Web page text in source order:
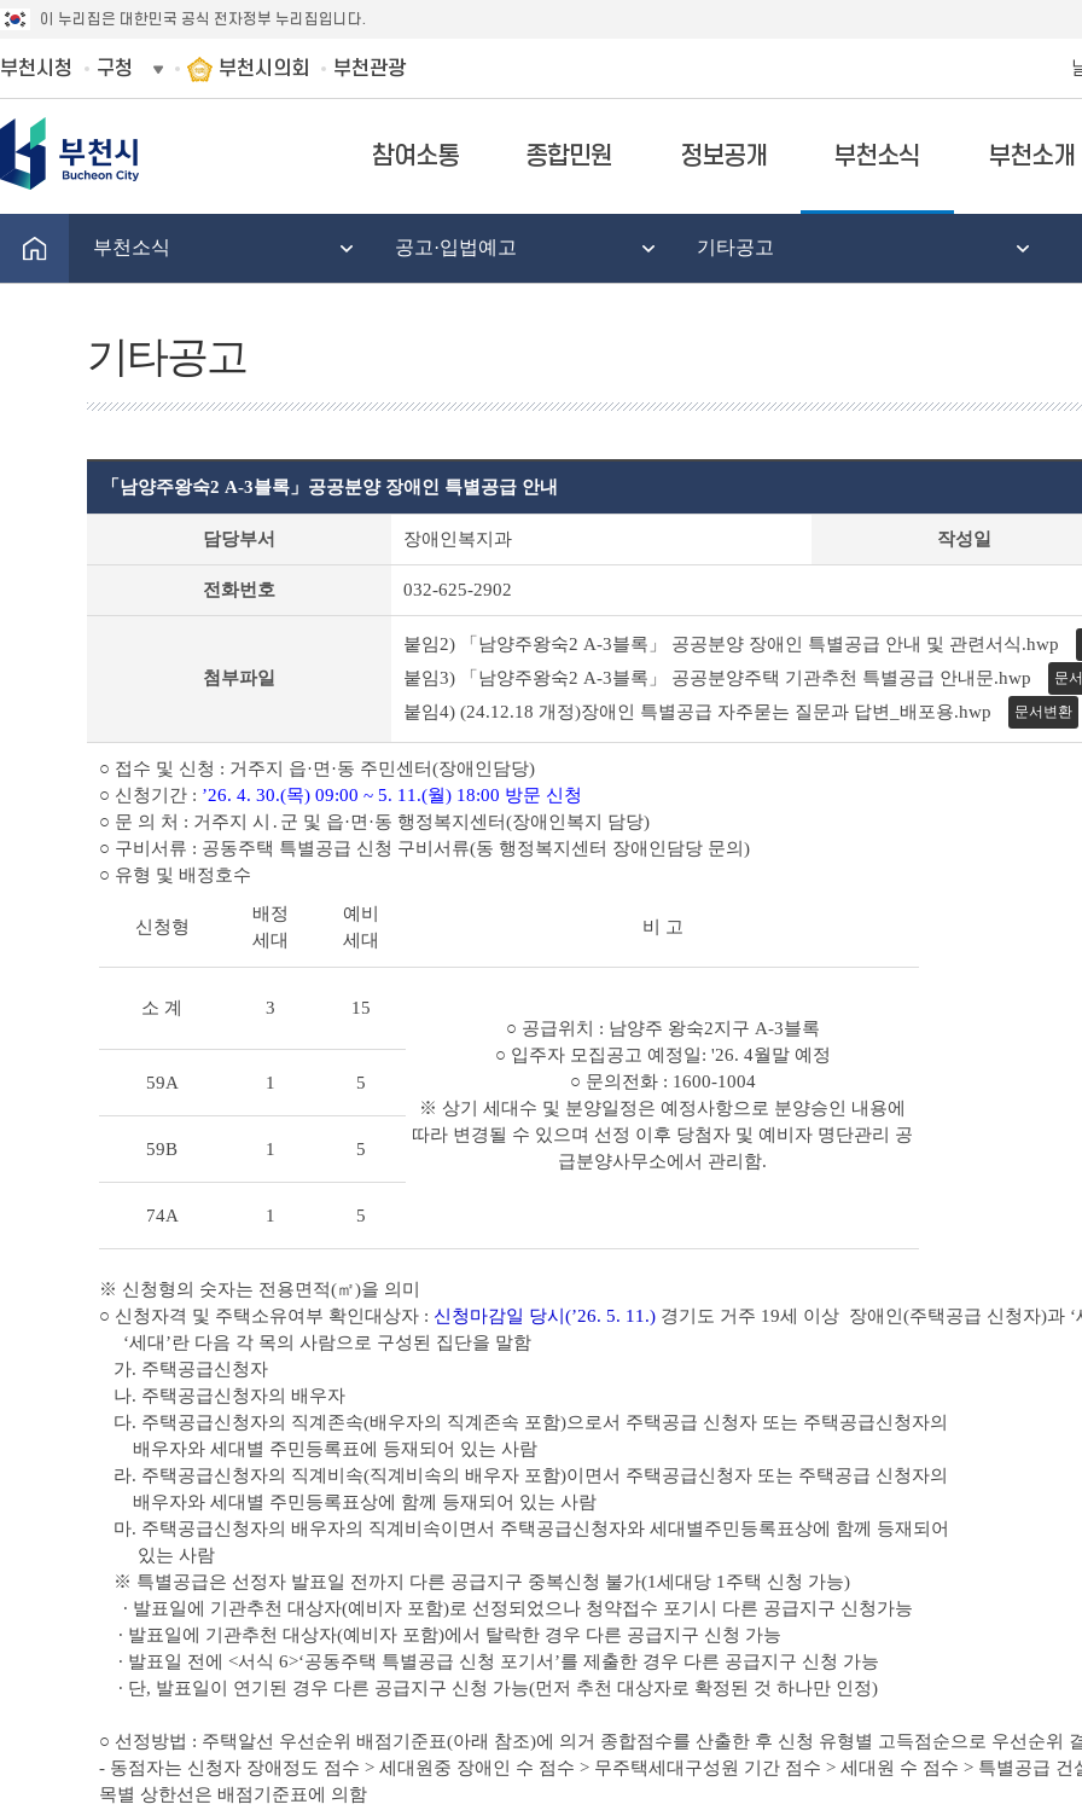
이 누리집은 대한민국 공식 전자정부 누리집입니다.
부천시청 구청 부천시의회 부천관광
참여소통 종합민원 정보공개 부천소식 부천소개
부천소식 공고·입법예고 기타공고
기타공고
상
「남양주왕숙2 A-3블록」공공분양 장애인 특별공급 안내
담당부서 장애인복지과 작성일
전화번호 032-625-2902
첨부파일
붙임2) 「남양주왕숙2 A-3블록」 공공분양 장애인 특별공급 안내 및 관련서식.hwp
붙임3) 「남양주왕숙2 A-3블록」 공공분양주택 기관추천 특별공급 안내문.hwp 문
붙임4) (24.12.18 개정)장애인 특별공급 자주묻는 질문과 답변_배포용.hwp 문서변환
○ 접수 및 신청 : 거주지 읍·면·동 주민센터(장애인담당)
○ 신청기간 : ’26. 4. 30.(목) 09:00 ~ 5. 11.(월) 18:00 방문 신청
○ 문 의 처 : 거주지 시․군 및 읍·면·동 행정복지센터(장애인복지 담당)
○ 구비서류 : 공동주택 특별공급 신청 구비서류(동 행정복지센터 장애인담당 문의)
○ 유형 및 배정호수
신청형
배정
세대
예비
세대
비 고
소 계 3
15
○ 공급위치 : 남양주 왕숙2지구 A-3블록
○ 입주자 모집공고 예정일: '26. 4월말 예정
○ 문의전화 : 1600-1004
※ 상기 세대수 및 분양일정은 예정사항으로 분양승인 내용에
따라 변경될 수 있으며 선정 이후 당첨자 및 예비자 명단관리 공
급분양사무소에서 관리함.
59A 1 5
59B 1 5
74A 1 5
※ 신청형의 숫자는 전용면적(㎡)을 의미
○ 신청자격 및 주택소유여부 확인대상자 : 신청마감일 당시(’26. 5. 11.) 경기도 거주 19세 이상 장애인(주택공급 신청자)과 ‘
‘세대’란 다음 각 목의 사람으로 구성된 집단을 말함
가. 주택공급신청자
나. 주택공급신청자의 배우자
다. 주택공급신청자의 직계존속(배우자의 직계존속 포함)으로서 주택공급 신청자 또는 주택공급신청자의
배우자와 세대별 주민등록표에 등재되어 있는 사람
라. 주택공급신청자의 직계비속(직계비속의 배우자 포함)이면서 주택공급신청자 또는 주택공급 신청자의
배우자와 세대별 주민등록표상에 함께 등재되어 있는 사람
마. 주택공급신청자의 배우자의 직계비속이면서 주택공급신청자와 세대별주민등록표상에 함께 등재되어
있는 사람
※ 특별공급은 선정자 발표일 전까지 다른 공급지구 중복신청 불가(1세대당 1주택 신청 가능)
∙ 발표일에 기관추천 대상자(예비자 포함)로 선정되었으나 청약접수 포기시 다른 공급지구 신청가능
∙ 발표일에 기관추천 대상자(예비자 포함)에서 탈락한 경우 다른 공급지구 신청 가능
∙ 발표일 전에 <서식 6>‘공동주택 특별공급 신청 포기서’를 제출한 경우 다른 공급지구 신청 가능
∙ 단, 발표일이 연기된 경우 다른 공급지구 신청 가능(먼저 추천 대상자로 확정된 것 하나만 인정)
○ 선정방법 : 주택알선 우선순위 배점기준표(아래 참조)에 의거 종합점수를 산출한 후 신청 유형별 고득점순으로 우선순위
- 동점자는 신청자 장애정도 점수 > 세대원중 장애인 수 점수 > 무주택세대구성원 기간 점수 > 세대원 수 점수 > 특별공급
목별 상한선은 배점기준표에 의함